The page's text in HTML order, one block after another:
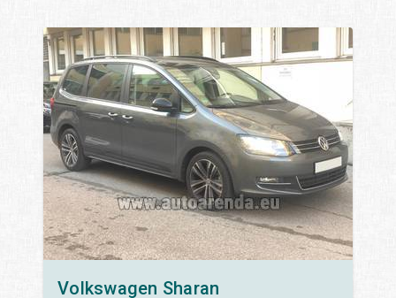
Volkswagen Sharan